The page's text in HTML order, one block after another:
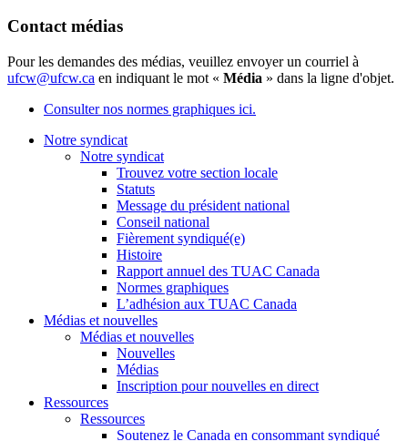
Contact médias
Pour les demandes des médias, veuillez envoyer un courriel à
ufcw@ufcw.ca en indiquant le mot « Média » dans la ligne d'objet.
Consulter nos normes graphiques ici.
Notre syndicat
Notre syndicat
Trouvez votre section locale
Statuts
Message du président national
Conseil national
Fièrement syndiqué(e)
Histoire
Rapport annuel des TUAC Canada
Normes graphiques
L’adhésion aux TUAC Canada
Médias et nouvelles
Médias et nouvelles
Nouvelles
Médias
Inscription pour nouvelles en direct
Ressources
Ressources
Soutenez le Canada en consommant syndiqué